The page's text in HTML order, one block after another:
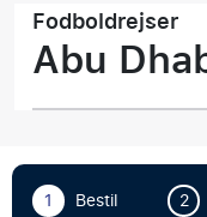
Fodboldrejser
Abu
1 Bestil 2